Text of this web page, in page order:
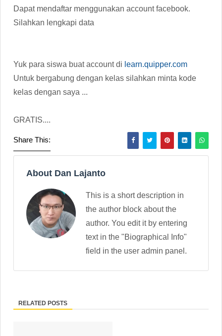
Dapat mendaftar menggunakan account facebook.
Silahkan lengkapi data
Yuk para siswa buat account di learn.quipper.com
Untuk bergabung dengan kelas silahkan minta kode
kelas dengan saya ...
GRATIS....
Share This:
About Dan Lajanto
This is a short description in
the author block about the
author. You edit it by entering
text in the "Biographical Info"
field in the user admin panel.
RELATED POSTS